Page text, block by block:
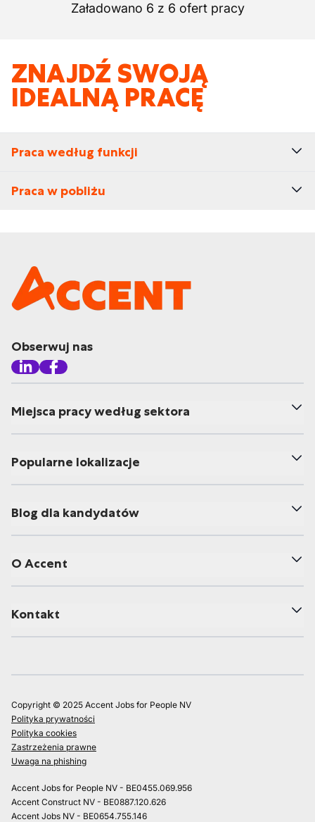
Załadowano 6 z 6 ofert pracy
ZNAJDŹ SWOJĄ
IDEALNĄ PRACĘ
Praca według funkcji
Praca w pobliżu
Obserwuj nas
Miejsca pracy według sektora
Popularne lokalizacje
Blog dla kandydatów
O Accent
Kontakt
Copyright © 2025 Accent Jobs for People NV
Polityka prywatności
Polityka cookies
Zastrzeżenia prawne
Uwaga na phishing
Accent Jobs for People NV - BE0455.069.956
Accent Construct NV - BE0887.120.626
Accent Jobs NV - BE0654.755.146